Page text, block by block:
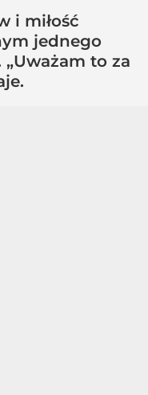
i miłość
jednego
„Uważam to za